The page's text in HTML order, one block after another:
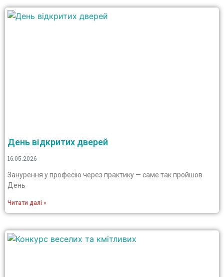
День відкритих дверей
16.05.2026
Занурення у професію через практику — саме так пройшов
День
Читати далі »